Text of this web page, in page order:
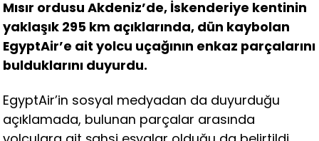
Mısır ordusu Akdeniz’de, İskenderiye kentinin
yaklaşık 295 km açıklarında, dün kaybolan
EgyptAir’e ait yolcu uçağının enkaz parçalarını
bulduklarını duyurdu.
EgyptAir’in sosyal medyadan da duyurduğu
açıklamada, bulunan parçalar arasında